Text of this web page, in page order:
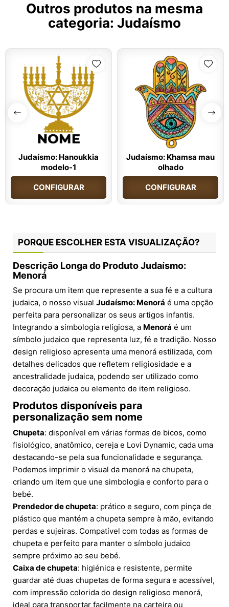
Outros produtos na mesma
categoria: Judaísmo
Judaísmo: Hanoukkia
modelo-1
CONFIGURAR
Judaísmo: Khamsa mau
olhado
CONFIGURAR
PORQUE ESCOLHER ESTA VISUALIZAÇÃO?
Descrição Longa do Produto Judaísmo:
Menorá
Se procura um item que represente a sua fé e a cultura
judaica, o nosso visual Judaísmo: Menorá é uma opção
perfeita para personalizar os seus artigos infantis.
Integrando a simbologia religiosa, a Menorá é um
símbolo judaico que representa luz, fé e tradição. Nosso
design religioso apresenta uma menorá estilizada, com
detalhes delicados que refletem religiosidade e a
ancestralidade judaica, podendo ser utilizado como
decoração judaica ou elemento de item religioso.
Produtos disponíveis para
personalização sem nome
Chupeta: disponível em várias formas de bicos, como
fisiológico, anatômico, cereja e Lovi Dynamic, cada uma
destacando-se pela sua funcionalidade e segurança.
Podemos imprimir o visual da menorá na chupeta,
criando um item que une simbologia e conforto para o
bebé.
Prendedor de chupeta: prático e seguro, com pinça de
plástico que mantém a chupeta sempre à mão, evitando
perdas e sujeiras. Compatível com todas as formas de
chupeta e perfeito para manter o símbolo judaico
sempre próximo ao seu bebé.
Caixa de chupeta: higiénica e resistente, permite
guardar até duas chupetas de forma segura e acessível,
com impressão colorida do design religioso menorá,
ideal para transportar facilmente na carteira ou